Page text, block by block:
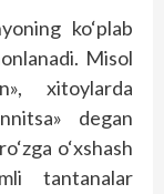
ko‘plab
Misol
xitoylarda
degan
o‘xshash
tantanalar